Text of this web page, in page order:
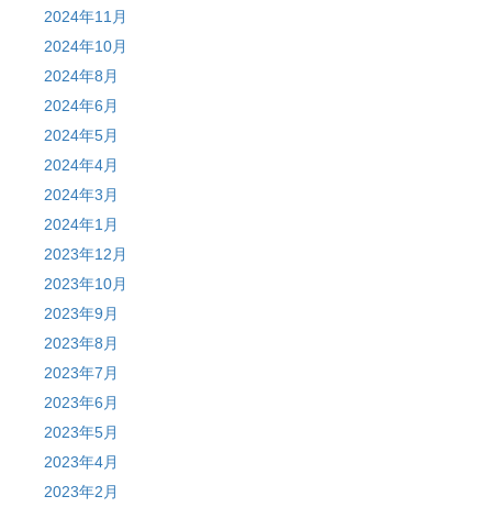
2024年11月
2024年10月
2024年8月
2024年6月
2024年5月
2024年4月
2024年3月
2024年1月
2023年12月
2023年10月
2023年9月
2023年8月
2023年7月
2023年6月
2023年5月
2023年4月
2023年2月